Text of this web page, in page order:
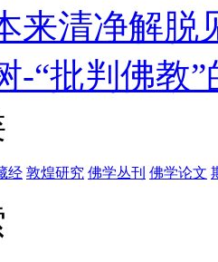
来清净解脱
-“批判佛教”
经 敦煌研究 佛学丛刊 佛学论文